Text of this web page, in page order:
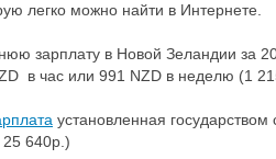
легко можно найти в Интернете.
зарплату в Новой Зеландии за
в час или 991 NZD в неделю (1
установленная
640р.)